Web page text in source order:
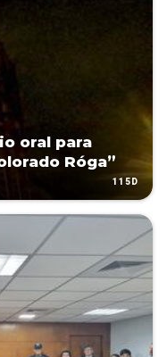
oral para
Róga”
115D